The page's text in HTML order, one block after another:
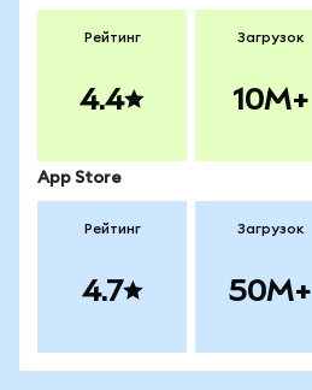
Рейтинг
4.4
Загрузок
10M+
App Store
Рейтинг
4.7
Загрузок
50M+